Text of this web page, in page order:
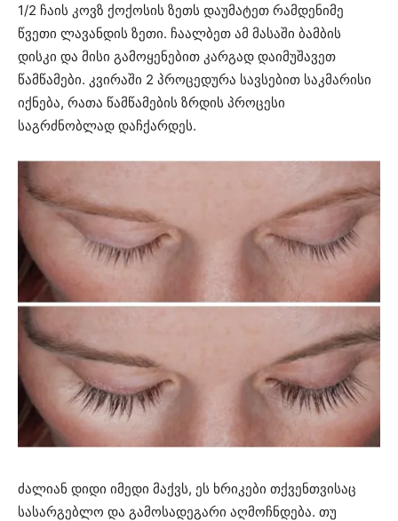
1/2 ჩაის კოვზ ქოქოსის ზეთს დაუმატეთ რამდენიმე
წვეთი ლავანდის ზეთი. ჩაალბეთ ამ მასაში ბამბის
დისკი და მისი გამოყენებით კარგად დაიმუშავეთ
წამწამები. კვირაში 2 პროცედურა სავსებით საკმარისი
იქნება, რათა წამწამების ზრდის პროცესი
საგრძნობლად დაჩქარდეს.
ძალიან დიდი იმედი მაქვს, ეს ხრიკები თქვენთვისაც
სასარგებლო და გამოსადეგარი აღმოჩნდება. თუ